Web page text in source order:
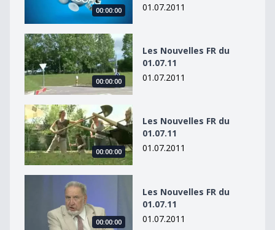
00:00:00
01.07.2011
Les Nouvelles FR du 01.07.11
00:00:00
Les Nouvelles FR du
01.07.11
01.07.2011
Les Nouvelles FR du 01.07.11
00:00:00
Les Nouvelles FR du
01.07.11
01.07.2011
Les Nouvelles FR du 01.07.11
00:00:00
Les Nouvelles FR du
01.07.11
01.07.2011